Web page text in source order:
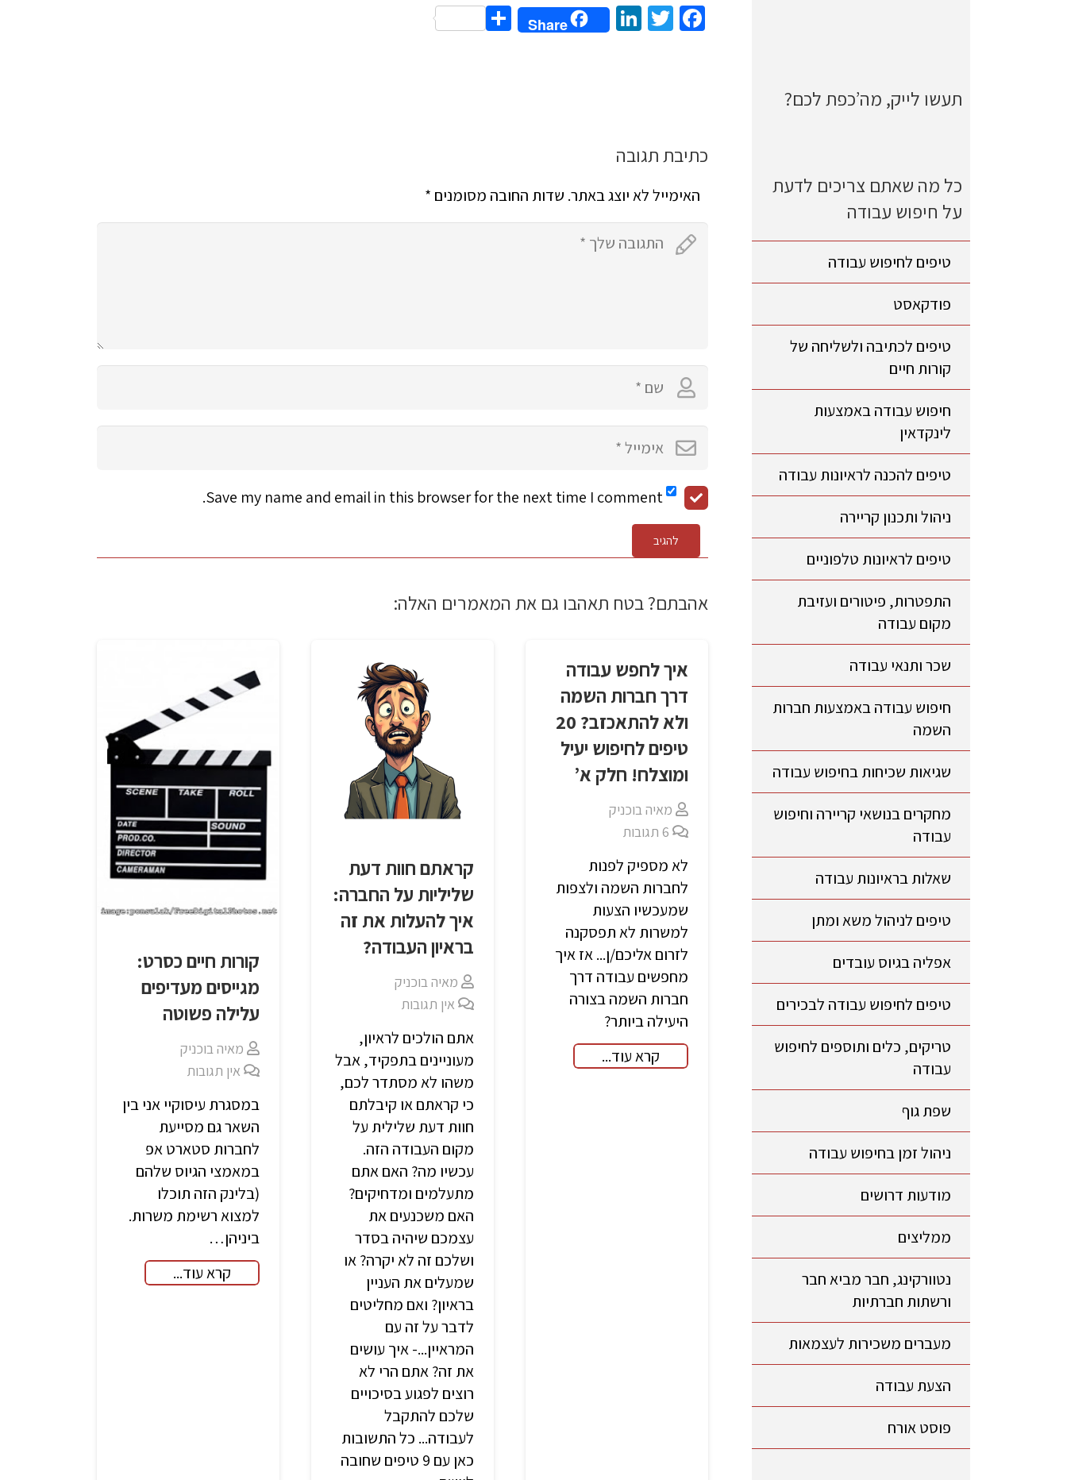
Facebook
Twitter
LinkedIn
Share
Share
כתיבת תגובה
האימייל לא יוצג באתר. שדות החובה מסומנים *
Save my name and email in this browser for the next time I comment.
להגיב
אהבתם? בטח תאהבו גם את המאמרים האלה:
איך לחפש עבודה
דרך חברות השמה
ולא להתאכזב? 20
טיפים לחיפוש יעיל
ומוצלח! חלק א’
מאיה בוכניק
6 תגובות
לא מספיק לפנות
לחברות השמה ולצפות
שמעכשיו הצעות
למשרות לא תפסקנה
לזרום אליכם/ן... אז איך
מחפשים עבודה דרך
חברות השמה בצורה
היעילה ביותר?
קרא עוד...
קראתם חוות דעת
שליליות על החברה:
איך להעלות את זה
בראיון העבודה?
מאיה בוכניק
אין תגובות
אתם הולכים לראיון,
מעוניינים בתפקיד, אבל
משהו לא מסתדר לכם,
כי קראתם או קיבלתם
חוות דעת שלילית על
מקום העבודה הזה.
עכשיו מה? האם אתם
מתעלמים ומדחיקים?
האם משכנעים את
עצמכם שיהיה בסדר
ושלכם זה לא יקרה? או
שמעלים את העניין
בראיון? ואם מחליטים
לדבר על זה עם
המראיין...- איך עושים
את זה? אתם הרי לא
רוצים לפגוע בסיכויים
שלכם להתקבל
לעבודה... כל התשובות
כאן עם 9 טיפים שחובה
קורות חיים כסרט:
מגייסים מעדיפים
עלילה פשוטה
מאיה בוכניק
אין תגובות
במסגרת עיסוקיי אני בין
השאר גם מסייעת
לחברות סטארט אפ
במאמצי הגיוס שלהם
(בלינק הזה תוכלו
למצוא רשימת משרות.
ביניהן…
קרא עוד...
תעשו לייק, מה’כפת לכם?
כל מה שאתם צריכים לדעת
על חיפוש עבודה
טיפים לחיפוש עבודה
פודקאסט
טיפים לכתיבה ולשליחה של
קורות חיים
חיפוש עבודה באמצעות
לינקדאין
טיפים להכנה לראיונות עבודה
ניהול ותכנון קריירה
טיפים לראיונות טלפוניים
התפטרות, פיטורים ועזיבת
מקום עבודה
שכר ותנאי עבודה
חיפוש עבודה באמצעות חברות
השמה
שגיאות שכיחות בחיפוש עבודה
מחקרים בנושאי קריירה וחיפוש
עבודה
שאלות בראיונות עבודה
טיפים לניהול משא ומתן
אפליה בגיוס עובדים
טיפים לחיפוש עבודה לבכירים
טריקים, כלים ותוספים לחיפוש
עבודה
שפת גוף
ניהול זמן בחיפוש עבודה
מודעות דרושים
ממליצים
נטוורקינג, חבר מביא חבר
ורשתות חברתיות
מעברים משכירות לעצמאות
הצעת עבודה
פוסט אורח